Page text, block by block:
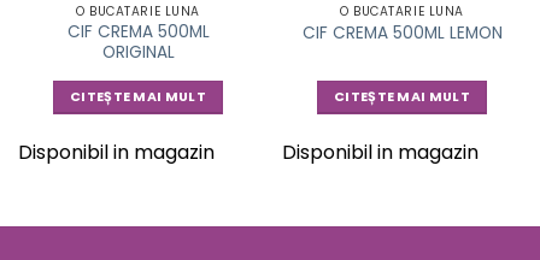
O BUCATARIE LUNA
CIF CREMA 500ML
ORIGINAL
CITEȘTE MAI MULT
Disponibil in magazin
O BUCATARIE LUNA
CIF CREMA 500ML LEMON
CITEȘTE MAI MULT
Disponibil in magazin